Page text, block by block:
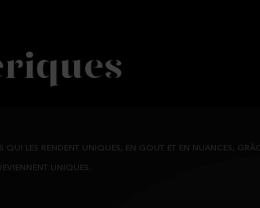
QUI LES RENDENT UNIQUES, EN GOUT ET EN NUANCES,
UNIQUES.